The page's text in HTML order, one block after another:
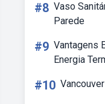
#8 Vaso
Parede
#9 Vantagens
Energia
#10